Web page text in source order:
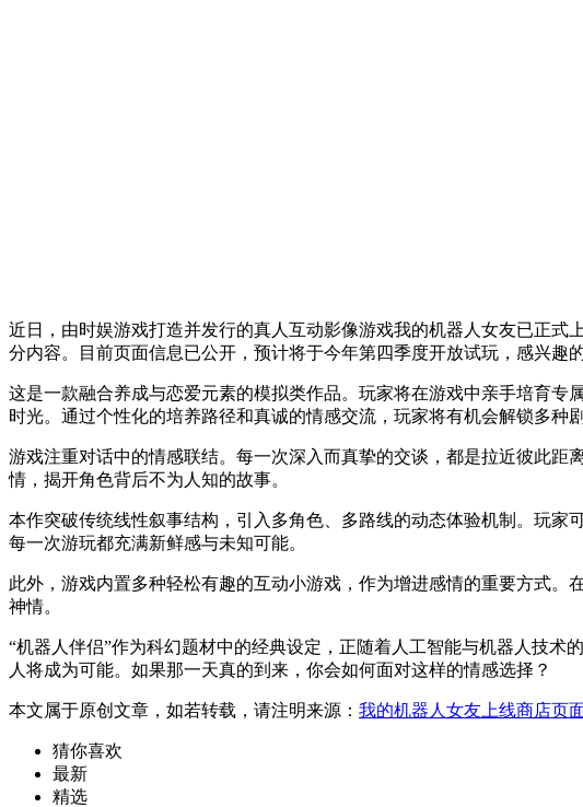
近日，由时娱游戏打造并发行的真人互动影像游戏我的机器人女友已正
分内容。目前页面信息已公开，预计将于今年第四季度开放试玩，感兴趣
这是一款融合养成与恋爱元素的模拟类作品。玩家将在游戏中亲手培育
时光。通过个性化的培养路径和真诚的情感交流，玩家将有机会解锁多种
游戏注重对话中的情感联结。每一次深入而真挚的交谈，都是拉近彼此
情，揭开角色背后不为人知的故事。
本作突破传统线性叙事结构，引入多角色、多路线的动态体验机制。玩
每一次游玩都充满新鲜感与未知可能。
此外，游戏内置多种轻松有趣的互动小游戏，作为增进感情的重要方式
神情。
“机器人伴侣”作为科幻题材中的经典设定，正随着人工智能与机器人技
人将成为可能。如果那一天真的到来，你会如何面对这样的情感选择？
本文属于原创文章，如若转载，请注明来源： 我的机器人女友上线商店页
猜你喜欢
最新
精选